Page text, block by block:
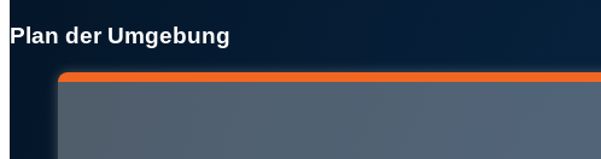
Plan der Umgebung